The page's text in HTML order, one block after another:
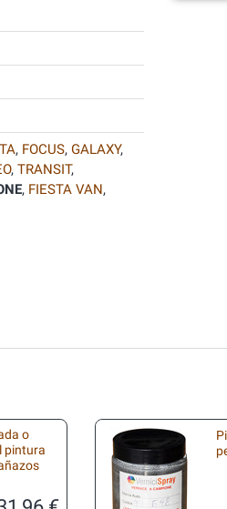
, FOCUS, GALAXY,
, TRANSIT,
, FIESTA VAN,
o
pintura